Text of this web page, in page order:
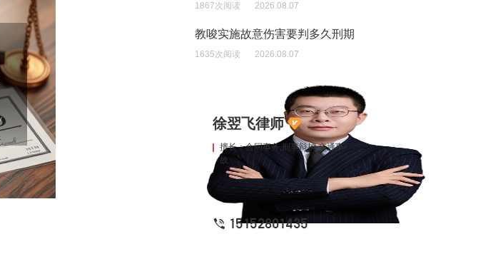
1867次阅读 2026.08.07
教唆实施故意伤害要判多久刑期
1635次阅读 2026.08.07
徐翌飞律师
擅长：合同事务,刑事辩护,交通事
故
15152801435